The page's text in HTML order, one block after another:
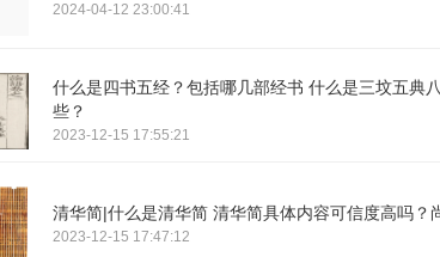
2024-04-12 23:00:41
什么是四书五经？包括哪几部经书 什么是三坟五典
些？
2023-12-15 17:55:21
清华简|什么是清华简 清华简具体内容可信度高吗？
2023-12-15 17:47:12